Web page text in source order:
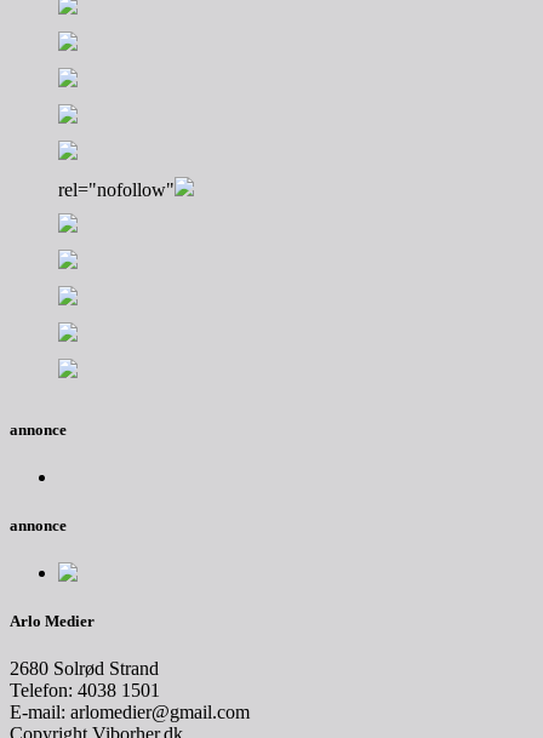
rel="nofollow"
annonce
annonce
Arlo Medier
2680 Solrød Strand
Telefon: 4038 1501
E-mail: arlomedier@gmail.com